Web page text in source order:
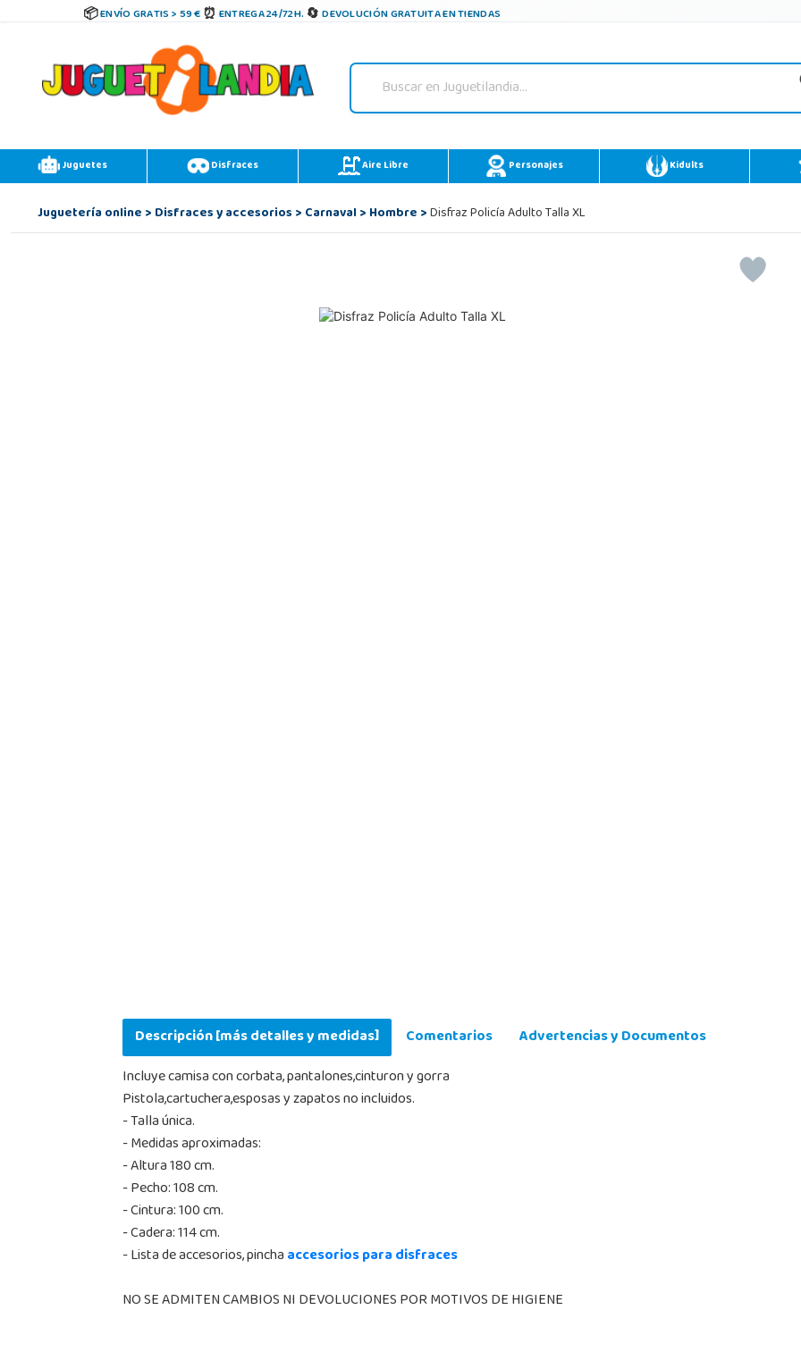
ENVÍO GRATIS > 59 € ENTREGA 24/72H. DEVOLUCIÓN GRATUITA EN TIENDAS
Juguetes Disfraces Aire Libre Personajes Kidults
Juguetería online>Disfraces y accesorios>Carnaval>Hombre>Disfraz Policía Adulto Talla XL
Descripción [más detalles y medidas] Comentarios
Advertencias y Documentos
Incluye camisa con corbata, pantalones,cinturon y gorra
Pistola,cartuchera,esposas y zapatos no incluidos.
- Talla única.
- Medidas aproximadas:
- Altura 180 cm.
- Pecho: 108 cm.
- Cintura: 100 cm.
- Cadera: 114 cm.
- Lista de accesorios, pinchaaccesorios para disfraces
NO SE ADMITEN CAMBIOS NI DEVOLUCIONES POR MOTIVOS DE HIGIENE